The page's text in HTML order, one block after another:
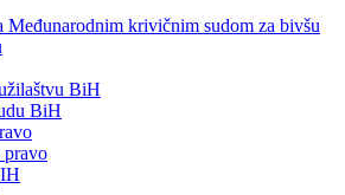
Međunarodnim krivičnim sudom za bivšu
BiH
BiH
pravo